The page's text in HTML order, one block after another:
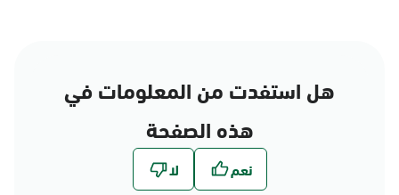
هل استفدت من المعلومات في
هذه الصفحة